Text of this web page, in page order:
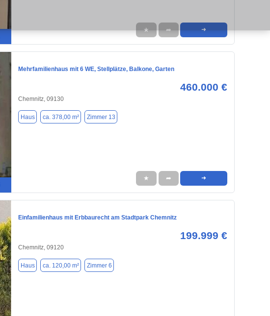
★ ➦ ➜
Mehrfamilienhaus mit 6 WE, Stellplätze, Balkone, Garten
460.000 €
Chemnitz, 09130
Haus ca. 378,00 m² Zimmer 13
★ ➦ ➜
Einfamilienhaus mit Erbbaurecht am Stadtpark Chemnitz
199.999 €
Chemnitz, 09120
Haus ca. 120,00 m² Zimmer 6